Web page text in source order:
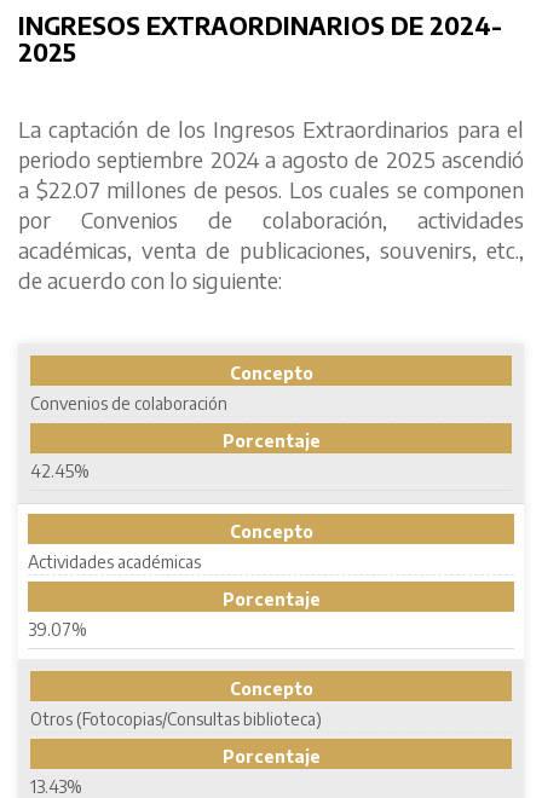
INGRESOS EXTRAORDINARIOS DE 2024-
2025
La captación de los Ingresos Extraordinarios para el
periodo septiembre 2024 a agosto de 2025 ascendió
a $22.07 millones de pesos. Los cuales se componen
por Convenios de colaboración, actividades
académicas, venta de publicaciones, souvenirs, etc.,
de acuerdo con lo siguiente:
Concepto
Convenios de colaboración
Porcentaje
42.45%
Concepto
Actividades académicas
Porcentaje
39.07%
Concepto
Otros (Fotocopias/Consultas biblioteca)
Porcentaje
13.43%